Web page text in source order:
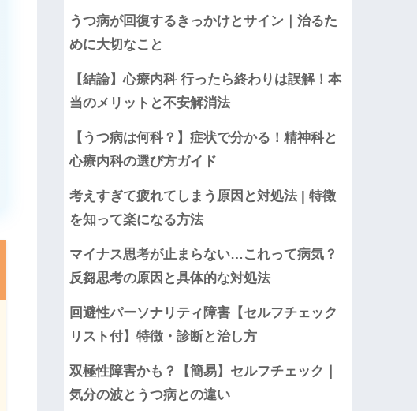
うつ病が回復するきっかけとサイン｜治るた
めに大切なこと
【結論】心療内科 行ったら終わりは誤解！本
当のメリットと不安解消法
【うつ病は何科？】症状で分かる！精神科と
心療内科の選び方ガイド
考えすぎて疲れてしまう原因と対処法 | 特徴
を知って楽になる方法
マイナス思考が止まらない…これって病気？
反芻思考の原因と具体的な対処法
回避性パーソナリティ障害【セルフチェック
リスト付】特徴・診断と治し方
双極性障害かも？【簡易】セルフチェック｜
気分の波とうつ病との違い